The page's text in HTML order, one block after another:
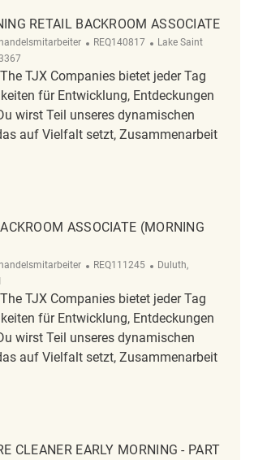
RETAIL BACKROOM ASSOCIATE
ReqId
REQ140817 Ort
Lake Saint
TJX Companies bietet jeder Tag
für Entwicklung, Entdeckungen
wirst Teil unseres dynamischen
auf Vielfalt setzt, Zusammenarbeit
Retail Backroom Associate REQ140817
ASSOCIATE (MORNING
ReqId
REQ111245 Ort
Duluth,
TJX Companies bietet jeder Tag
für Entwicklung, Entdeckungen
wirst Teil unseres dynamischen
auf Vielfalt setzt, Zusammenarbeit
Backroom Associate (Morning Start 7am) REQ111245
CLEANER EARLY MORNING - PART